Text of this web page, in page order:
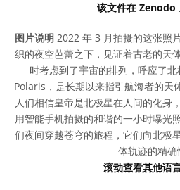
该文件在 Zenodo
图片说明 2022 年 3 月拍摄的这张照
织的夜空芭蕾之下，见证着古老的天
时考虑到了宇宙的排列，呼应了
Polaris，是长期以来指引航海者的天
人们相信皇帝是北极星在人间的化身
用智能手机拍摄的和谐的一小时曝光
们夜间穿越苍穹的旅程，它们向北极
体轨迹的精确
滚动查看其他语